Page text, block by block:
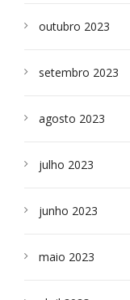
outubro 2023
setembro 2023
agosto 2023
julho 2023
junho 2023
maio 2023